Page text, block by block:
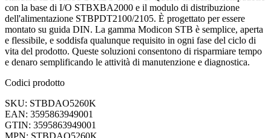
con la base di I/O STBXBA2000 e il modulo di distribuzione
dell'alimentazione STBPDT2100/2105. È progettato per essere
montato su guida DIN. La gamma Modicon STB è semplice, aperta
e flessibile, e soddisfa qualunque requisito in ogni fase del ciclo di
vita del prodotto. Queste soluzioni consentono di risparmiare tempo
e denaro semplificando le attività di manutenzione e diagnostica.
Codici prodotto
SKU: STBDAO5260K
EAN: 3595863949001
GTIN: 3595863949001
MPN: STBDAO5260K